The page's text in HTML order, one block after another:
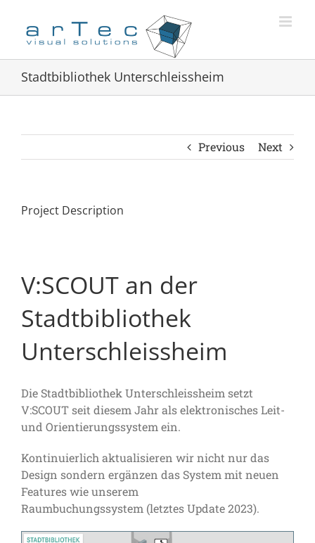
Inhalt
springen
Stadtbibliothek Unterschleiss­heim
Previous Next
Project Description
V:SCOUT an der
Stadtbibliothek
Unterschleiss­heim
Die Stadtbibliothek Unterschleiss­heim setzt
V:SCOUT seit diesem Jahr als elektronisches Leit-
und Orientierungssystem ein.
Kontinuierlich aktualisieren wir nicht nur das
Design sondern ergänzen das System mit neuen
Features wie unserem
Raumbuchungssystem (letztes Update 2023).